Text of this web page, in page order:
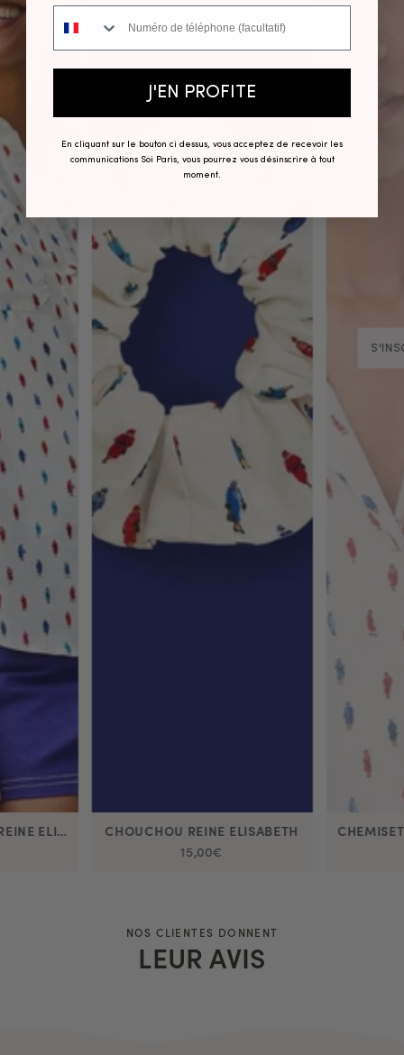
CHEMISIER EN SOIE REINE ELISABETH
CHOUCHOU REINE ELISABETH
15,00€
NOS CLIENTES DONNENT
LEUR AVIS
J'EN PROFITE
En cliquant sur le bouton ci dessus, vous acceptez de recevoir les
communications Soi Paris, vous pourrez vous désinscrire à tout
moment.